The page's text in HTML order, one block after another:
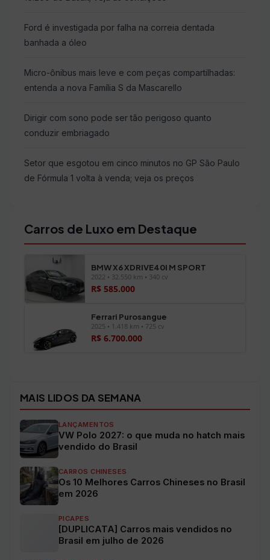
Ford é investigada por falha na correia dentada
banhada a óleo
Micro-ônibus mais leve e com peças compartilhadas:
entenda a nova Família S da Mascarello
Dirigir com sono pode ser tão perigoso quanto
conduzir embriagado
Setor que esgotou em cinco minutos no GP São Paulo
de Fórmula 1 volta à venda; veja os preços
Carros de Luxo em Destaque
BMW X6 XDRIVE40I M SPORT
2022 • 32.550 km • 340 cv
R$ 585.000
Ferrari Purosangue
2025 • 1.418 km • 725 cv
R$ 6.700.000
MAIS LIDOS DA SEMANA
LANÇAMENTOS
VW Polo 2027: o que muda no hatch mais
vendido do Brasil
CARROS CHINESES
Os 10 Melhores Carros Chineses no Brasil
em 2026
PICAPES
[DUPLICATA] Carros mais vendidos no
Brasil em julho de 2026